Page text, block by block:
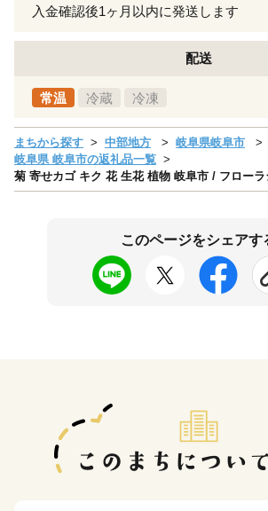
入金確認後1ヶ月以内に発送します
配送
常温 冷蔵 冷凍
まちから探す 中部地方
岐阜県岐阜市
岐阜県 岐阜市の返礼品一覧
菊 寄せカゴ キク 花 生花 植物 岐阜市 / フロー
このページをシェアす